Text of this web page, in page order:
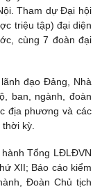
Tham dự Đại hội
triệu tập) đại diện
cùng 7 đoàn đại
đạo Đảng, Nhà
ban, ngành, đoàn
địa phương và các
kỳ.
Tổng LĐLĐVN
XII; Báo cáo kiểm
Đoàn Chủ tịch